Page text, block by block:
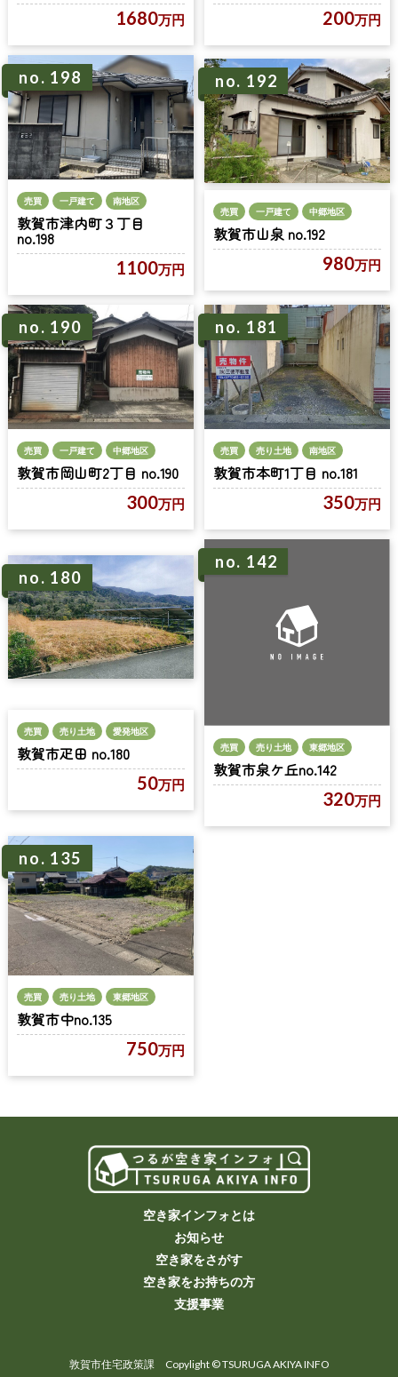
1680万円 200万円
no. 198
売買 一戸建て 南地区
敦賀市津内町３丁目
no.198
1100万円
no. 192
売買 一戸建て 中郷地区
敦賀市山泉 no.192
980万円
no. 190
売買 一戸建て 中郷地区
敦賀市岡山町2丁目 no.190
300万円
no. 181
売買 売り土地 南地区
敦賀市本町1丁目 no.181
350万円
no. 180
売買 売り土地 愛発地区
敦賀市疋田 no.180
50万円
no. 142
売買 売り土地 東郷地区
敦賀市泉ケ丘no.142
320万円
no. 135
売買 売り土地 東郷地区
敦賀市中no.135
750万円
空き家インフォとは
お知らせ
空き家をさがす
空き家をお持ちの方
支援事業
敦賀市住宅政策課 Copylight © TSURUGA AKIYA INFO